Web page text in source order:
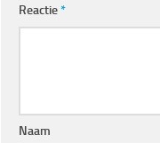
Reactie*
Naam